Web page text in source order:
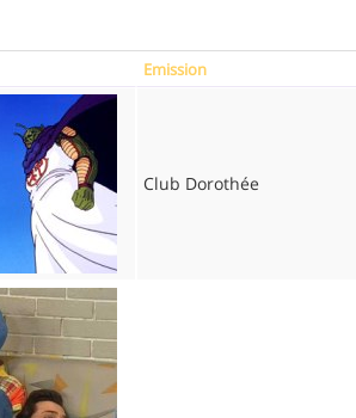
Emission
Club Dorothée